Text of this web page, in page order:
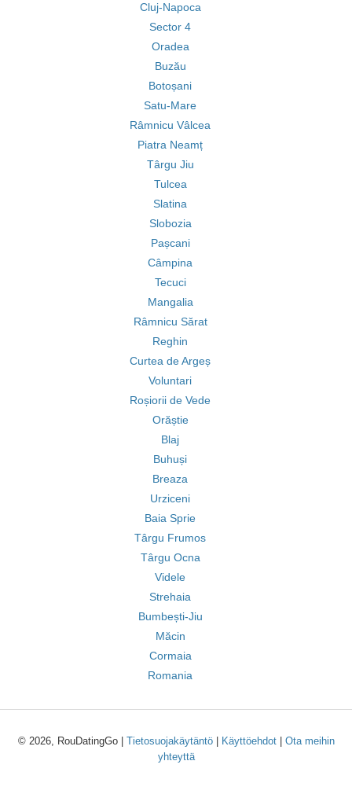
Cluj-Napoca
Sector 4
Oradea
Buzău
Botoșani
Satu-Mare
Râmnicu Vâlcea
Piatra Neamț
Târgu Jiu
Tulcea
Slatina
Slobozia
Pașcani
Câmpina
Tecuci
Mangalia
Râmnicu Sărat
Reghin
Curtea de Argeș
Voluntari
Roșiorii de Vede
Orăștie
Blaj
Buhuși
Breaza
Urziceni
Baia Sprie
Târgu Frumos
Târgu Ocna
Videle
Strehaia
Bumbești-Jiu
Măcin
Cormaia
Romania
© 2026, RouDatingGo | Tietosuojakäytäntö| Käyttöehdot| Ota meihin
yhteyttä